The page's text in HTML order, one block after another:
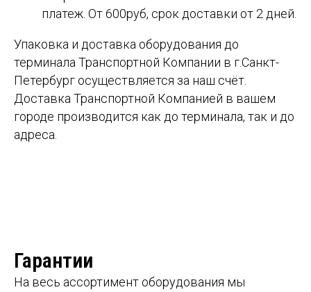
платеж. От 600руб, срок доставки от 2 дней.
Упаковка и доставка оборудования до
терминала Транспортной Компании в г.Санкт-
Петербург осуществляется за наш счёт.
Доставка Транспортной Компанией в вашем
городе производится как до терминала, так и до
адреса.
Гарантии
На весь ассортимент оборудования мы